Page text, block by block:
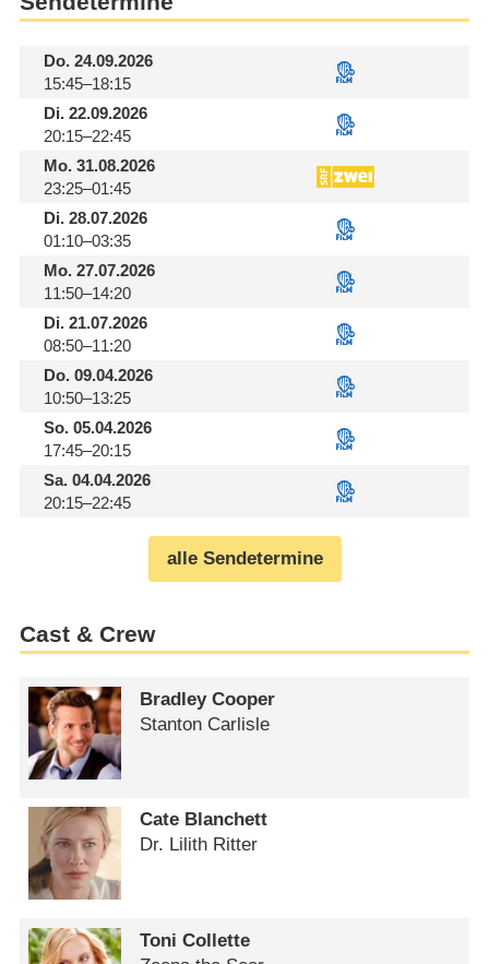
Do.24.09.2026
15:45–18:15
Di.22.09.2026
20:15–22:45
Mo.31.08.2026
23:25–01:45
Di.28.07.2026
01:10–03:35
Mo.27.07.2026
11:50–14:20
Di.21.07.2026
08:50–11:20
Do.09.04.2026
10:50–13:25
So.05.04.2026
17:45–20:15
Sa.04.04.2026
20:15–22:45
alle Sendetermine
Cast & Crew
Bradley Cooper
Stanton Carlisle
Cate Blanchett
Dr. Lilith Ritter
Toni Collette